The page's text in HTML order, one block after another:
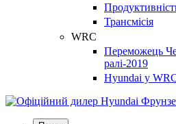
Трансмісія
WRC
Переможець
ралі-2019
Hyundai у